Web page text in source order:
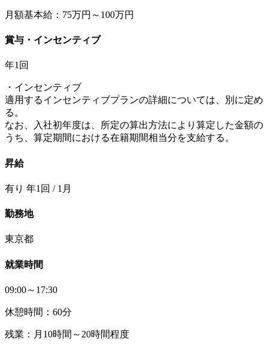
月額基本給：75万円～100万円
賞与・インセンティブ
年1回
・インセンティブ
適用するインセンティブプランの詳細については、別に定め
る。
なお、⼊社初年度は、所定の算出⽅法により算定した⾦額の
うち、算定期間における在籍期間相当分を⽀給する。
昇給
有り 年1回 / 1月
勤務地
東京都
就業時間
09:00～17:30
休憩時間：60分
残業：月10時間～20時間程度